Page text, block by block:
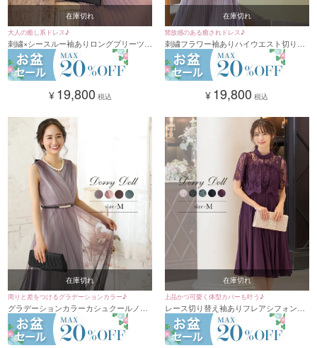
在庫切れ
大人の癒し系ドレス♪
刺繍×シースルー袖ありロングプリーツス
カートパーティードレス (Mサイズ)
[DorryDoll/ドリードール]
¥ 19,800 税込
在庫切れ
開放感のある癒されドレス♪
刺繍フラワー袖ありハイウエスト切り替
えロングプリーツパーティードレス (Mサ
イズ) [DorryDoll/ドリードール]
¥ 19,800 税込
在庫切れ
周りと差をつけるグラデーションカラー♪
グラデーションカラーカシュクールノー
スリーブパーティードレスベルト付き (M
サイズ) [DorryDoll/ドリードール]
在庫切れ
上品かつ可愛く体型カバーも叶う♪
レース切り替え袖ありフレアシフォン膝
丈スカートパーティードレス (Mサイズ)
[DorryDoll/ドリードール]